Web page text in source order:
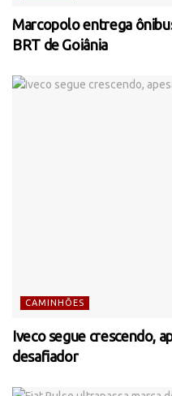
Marcopolo entrega
BRT de Goiânia
CAMINHÕES
Iveco segue crescendo,
desafiador